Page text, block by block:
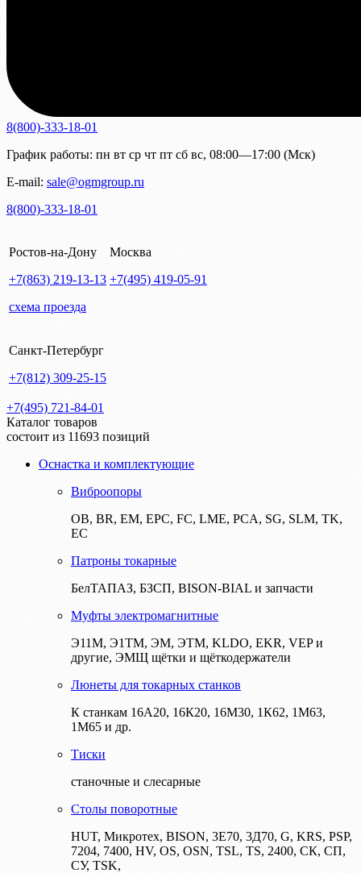
8(800)-333-18-01
График работы: пн вт ср чт пт сб вс, 08:00—17:00 (Мск)
E-mail: sale@ogmgroup.ru
8(800)-333-18-01
Ростов-на-Дону
+7(863) 219-13-13
схема проезда
Москва
+7(495) 419-05-91
Санкт-Петербург
+7(812) 309-25-15
+7(495) 721-84-01
Каталог товаров
состоит из 11693 позиций
Оснастка и комплектующие
Виброопоры
ОВ, BR, EM, EPC, FC, LME, PCA, SG, SLM, TK,
EC
Патроны токарные
БелТАПАЗ, БЗСП, BISON-BIAL и запчасти
Муфты электромагнитные
Э11М, Э1ТМ, ЭМ, ЭТМ, KLDO, EKR, VEP и
другие, ЭМЩ щётки и щёткодержатели
Люнеты для токарных станков
К станкам 16А20, 16К20, 16М30, 1К62, 1М63,
1М65 и др.
Тиски
станочные и слесарные
Столы поворотные
HUT, Микротех, BISON, 3Е70, 3Д70, G, KRS, PSP,
7204, 7400, HV, OS, OSN, TSL, TS, 2400, СК, СП,
СУ, TSK,